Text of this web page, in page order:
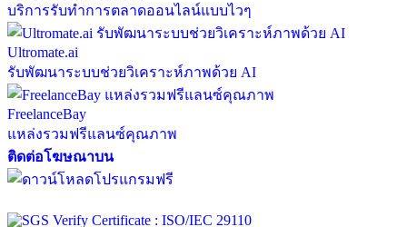
บริการรับทำการตลาดออนไลน์แบบไวๆ
Ultromate.ai
รับพัฒนาระบบช่วยวิเคราะห์ภาพด้วย AI
FreelanceBay
แหล่งรวมฟรีแลนซ์คุณภาพ
ติดต่อโฆษณาบน